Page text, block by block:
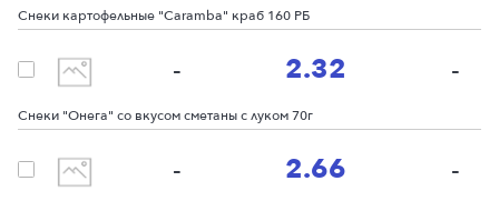
Снеки картофельные "Caramba" краб 160 РБ
Снеки "Онега" со вкусом сметаны с луком 70г
-
-
2.32
2.66
-
-